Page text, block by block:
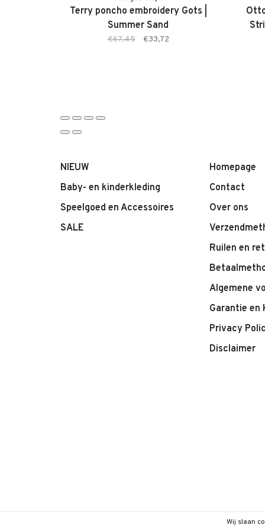
Terry poncho embroidery Gots |
Summer Sand
€67,45 €33,72
NIEUW
Baby- en kinderkleding
Speelgoed en Accessoires
SALE
Homepage
Contact
Over ons
Ruilen en
Algemene
Garantie en
Privacy
Disclaimer
Wij slaan